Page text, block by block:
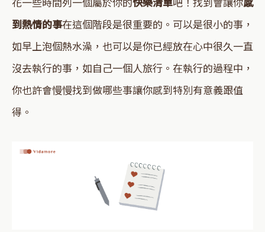
到熱情的事在這個階段是很重要的。可以是很小的事，
如早上泡個熱水澡，也可以是你已經放在心中很久一直
沒去執行的事，如自己一個人旅行。在執行的過程中，
你也許會慢慢找到做哪些事讓你感到特別有意義跟值
得。